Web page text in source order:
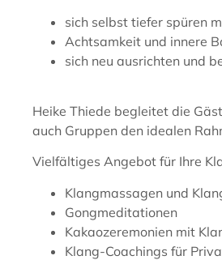
sich selbst tiefer spüren
Achtsamkeit und innere
sich neu ausrichten und
Heike Thiede begleitet die
auch Gruppen den idealen
Vielfältiges Angebot für Ihre
Klangmassagen und
Gongmeditationen
Kakaozeremonien mit
Klang-Coachings für